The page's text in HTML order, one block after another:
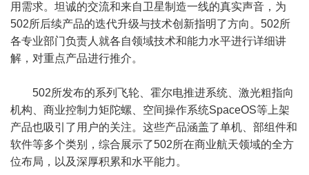
用需求。坦诚的交流和来自卫星制造一线的真实声音，为
502所后续产品的迭代升级与技术创新指明了方向。502所
各专业部门负责人就各自领域技术和能力水平进行详细讲
解，对重点产品进行推介。
502所发布的系列飞轮、霍尔电推进系统、激光粗指向
机构、商业控制力矩陀螺、空间操作系统SpaceOS等上架
产品也吸引了用户的关注。这些产品涵盖了单机、部组件和
软件等多个类别，综合展示了502所在商业航天领域的全方
位布局，以及深厚积累和水平能力。